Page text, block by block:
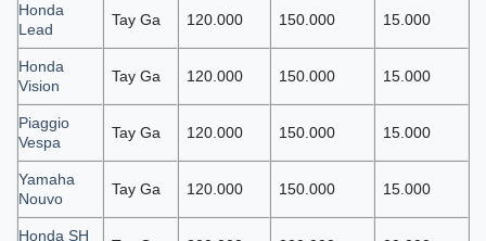
Honda
Lead
Tay Ga 120.000 150.000 15.000
Honda
Vision
Tay Ga 120.000 150.000 15.000
Piaggio
Vespa
Tay Ga 120.000 150.000 15.000
Yamaha
Nouvo
Tay Ga 120.000 150.000 15.000
Honda SH